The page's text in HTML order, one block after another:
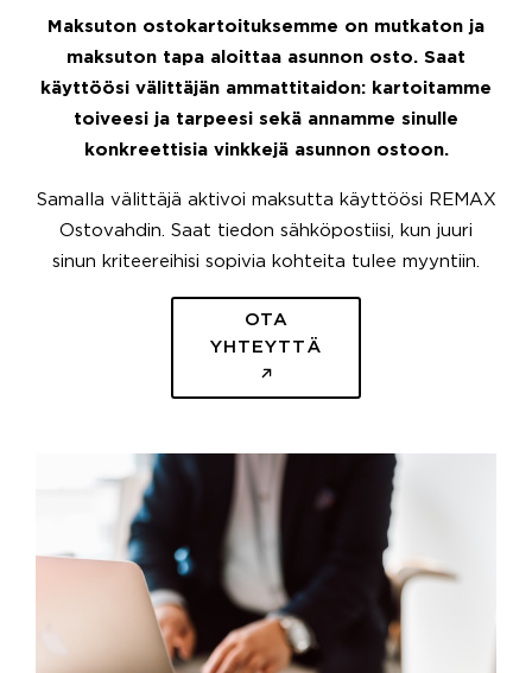
Maksuton ostokartoituksemme on mutkaton ja
maksuton tapa aloittaa asunnon osto. Saat
käyttöösi välittäjän ammattitaidon: kartoitamme
toiveesi ja tarpeesi sekä annamme sinulle
konkreettisia vinkkejä asunnon ostoon.
Samalla välittäjä aktivoi maksutta käyttöösi REMAX
Ostovahdin. Saat tiedon sähköpostiisi, kun juuri
sinun kriteereihisi sopivia kohteita tulee myyntiin.
OTA
YHTEYTTÄ